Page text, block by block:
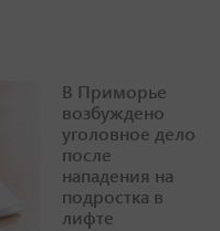
В Приморье
возбуждено
уголовное дело
после
нападения на
подростка в
лифте